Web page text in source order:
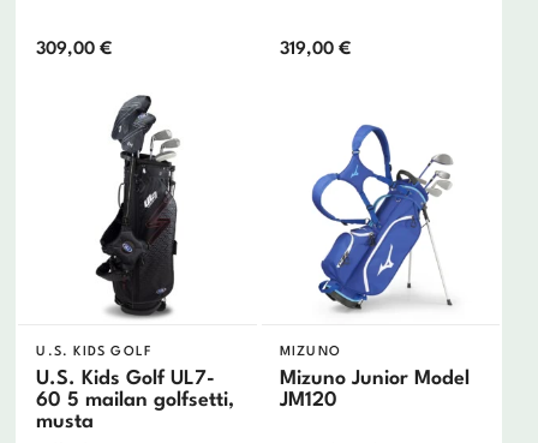
309,00€ 319,00 €
U.S. KIDS GOLF
U.S. Kids Golf UL7-
60 5 mailan golfsetti,
musta
MIZUNO
Mizuno Junior Model
JM120